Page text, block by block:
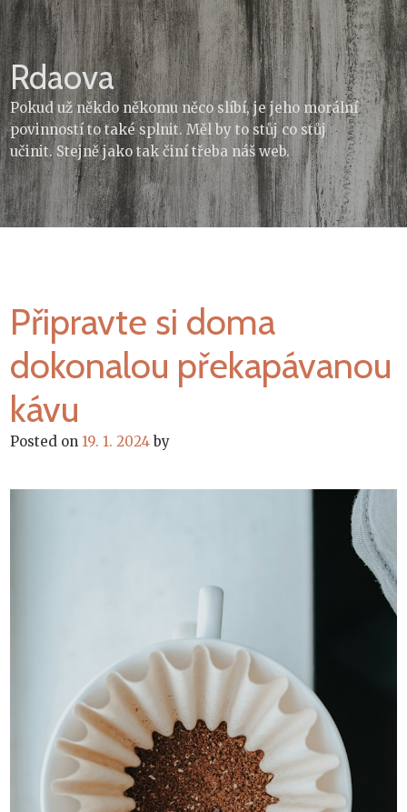
Skip
to
content
Rdaova
Pokud už někdo někomu něco slíbí, je jeho morální
povinností to také splnit. Měl by to stůj co stůj
učinit. Stejně jako tak činí třeba náš web.
Připravte si doma
dokonalou překapávanou
kávu
Posted on 19. 1. 2024by